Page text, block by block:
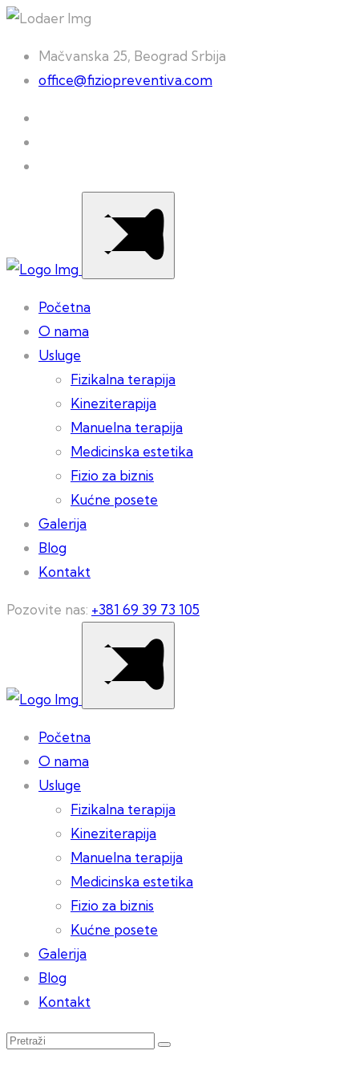
Mačvanska 25, Beograd Srbija
office@fiziopreventiva.com
Početna
O nama
Usluge
Fizikalna terapija
Kineziterapija
Manuelna terapija
Medicinska estetika
Fizio za biznis
Kućne posete
Galerija
Blog
Kontakt
Pozovite nas: +381 69 39 73 105
Početna
O nama
Usluge
Fizikalna terapija
Kineziterapija
Manuelna terapija
Medicinska estetika
Fizio za biznis
Kućne posete
Galerija
Blog
Kontakt